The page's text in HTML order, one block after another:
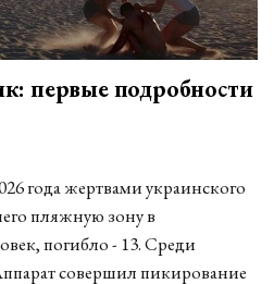
первые подробности
года жертвами украинского
пляжную зону в
погибло - 13. Среди
совершил пикирование